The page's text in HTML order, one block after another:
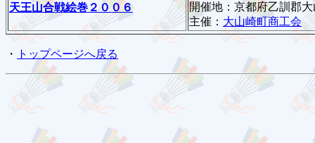
天王山合戦絵巻２００６
開催地：京都府乙訓郡
主催： 大山崎町商工会
・ トップページへ戻る